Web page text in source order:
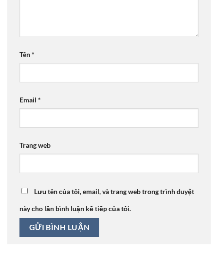
Tên*
Email *
Trang web
Lưu tên của tôi, email, và trang web trong trình duyệt
này cho lần bình luận kế tiếp của tôi.